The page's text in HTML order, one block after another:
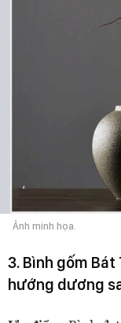
Ảnh minh họa.
3. Bình gốm
hướng dương